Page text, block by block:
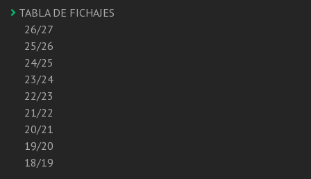
TABLA DE FICHAJES
26/27
25/26
24/25
23/24
22/23
21/22
20/21
19/20
18/19